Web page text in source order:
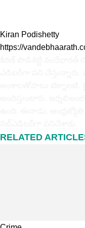
Kiran Podishetty
https://
RELATED